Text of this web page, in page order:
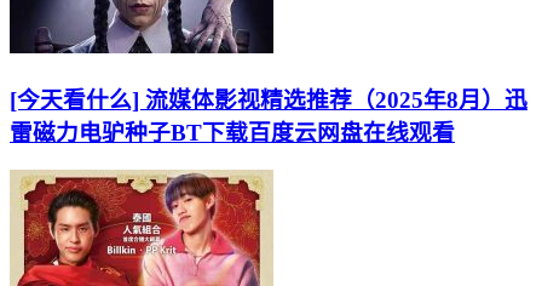
[今天看什么] 流媒体影视精选推荐（2025年8月）迅
雷磁力电驴种子BT下载百度云网盘在线观看